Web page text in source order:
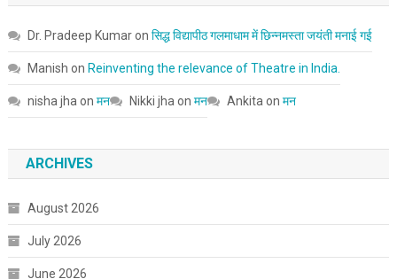
Dr. Pradeep Kumaron सिद्ध विद्यापीठ गलमाधाम में छिन्नमस्ता जयंती मनाई गई
Manish on Reinventing the relevance of Theatre in India.
nisha jha on मन Nikki jha on मन Ankita on मन
ARCHIVES
August 2026
July 2026
June 2026